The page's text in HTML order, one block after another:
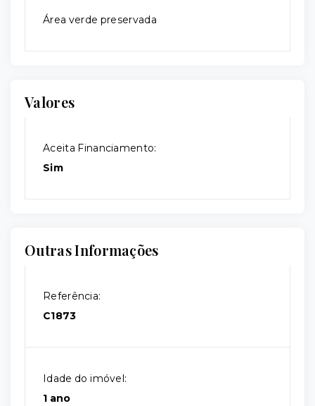
Área verde preservada
Valores
Aceita Financiamento:
Sim
Outras Informações
Referência:
C1873
Idade do imóvel:
1 ano